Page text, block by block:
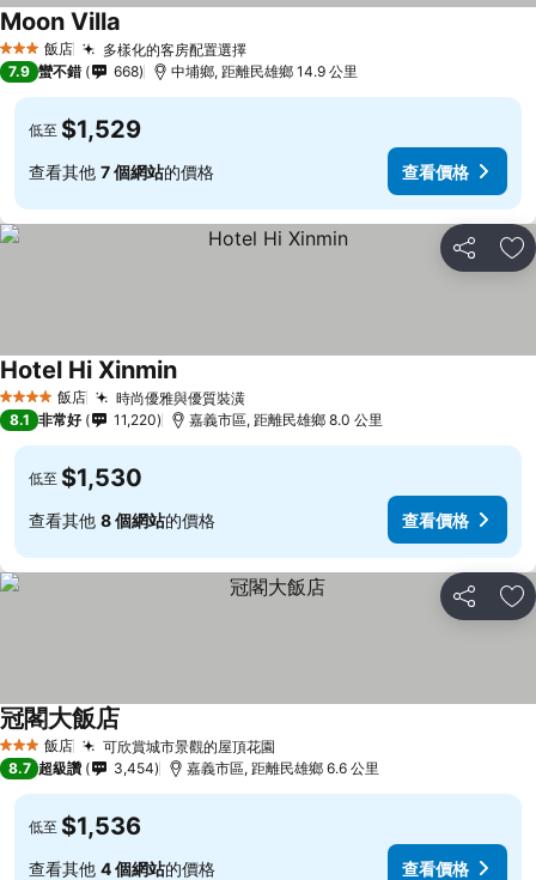
3 星級 飯店 多樣化的客房配置選擇
Moon Villa
7.9 蠻不錯 668 中埔鄉, 距離民雄鄉 14.9 公里
低至 $1,529
查看其他 7 個網站的價格 查看價格
分享 加
4 星級 飯店 時尚優雅與優質裝潢
Hotel Hi Xinmin
8.1 非常好 11,220 嘉義市區, 距離民雄鄉 8.0 公里
低至 $1,530
查看其他 8 個網站的價格 查看價格
分享 加
3 星級 飯店 可欣賞城市景觀的屋頂花園
冠閣大飯店
8.7 超級讚 3,454 嘉義市區, 距離民雄鄉 6.6 公里
低至 $1,536
查看其他 4 個網站的價格 查看價格